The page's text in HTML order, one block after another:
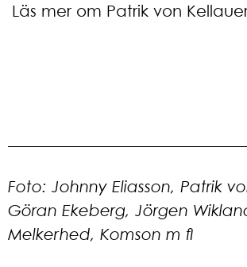
Läs mer om Patrik von
Foto: Johnny Eliasson, Patrik
Göran Ekeberg, Jörgen
Melkerhed, Komson m fl